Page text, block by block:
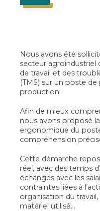
Nous avons été
secteur agroindustriel
de travail et des
(TMS) sur un poste
production.
Afin de mieux
nous avons proposé
ergonomique du
compréhension
Cette démarche
réel, avec des temps
échanges avec les
contraintes liées à
organisation du
matériel utilisé...